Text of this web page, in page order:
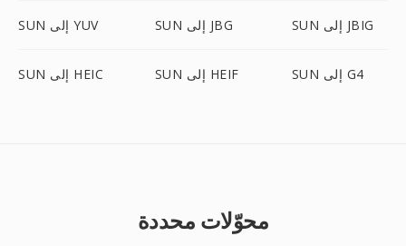
SUN إلى YUV SUN إلى JBG SUN إلى JBIG
SUN إلى HEIC SUN إلى HEIF SUN إلى G4
محوّلات محددة